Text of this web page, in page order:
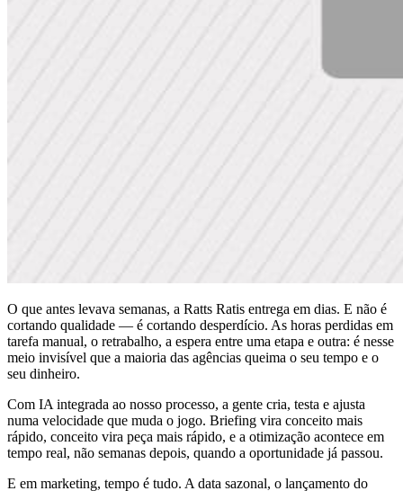
O que antes levava semanas, a Ratts Ratis entrega em dias. E não é
cortando qualidade — é cortando desperdício. As horas perdidas em
tarefa manual, o retrabalho, a espera entre uma etapa e outra: é nesse
meio invisível que a maioria das agências queima o seu tempo e o
seu dinheiro.
Com IA integrada ao nosso processo, a gente cria, testa e ajusta
numa velocidade que muda o jogo. Briefing vira conceito mais
rápido, conceito vira peça mais rápido, e a otimização acontece em
tempo real, não semanas depois, quando a oportunidade já passou.
E em marketing, tempo é tudo. A data sazonal, o lançamento do